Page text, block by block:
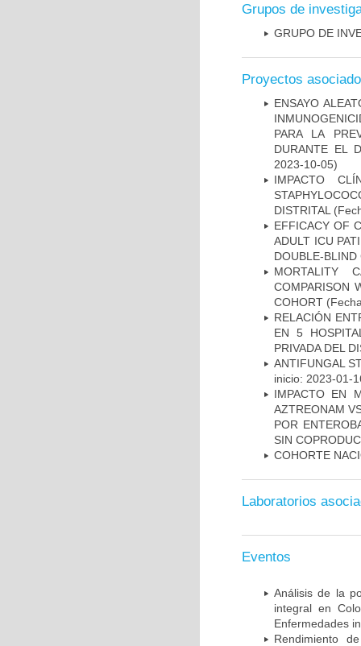
Grupos de
GRUPO DE
Proyectos
ENSAYO
PARA LA
DURANTE EL
2023-10-05)
IMPACTO
DISTRITAL
EFFICACY OF
ADULT ICU
DOUBLE-BLIND
MORTALITY
COMPARISON
COHORT
RELACIÓN
EN 5
PRIVADA DEL
ANTIFUNGAL
inicio: 2023-01-
IMPACTO EN
AZTREONAM
POR
SIN
COHORTE
Laboratorios
Eventos
Análisis de la
integral en
Enfermedades
Rendimiento